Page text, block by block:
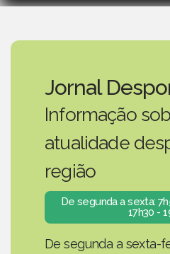
Jornal
Informação
atualidade
região
De segunda a sexta:
17h30 -
De segunda a sexta-